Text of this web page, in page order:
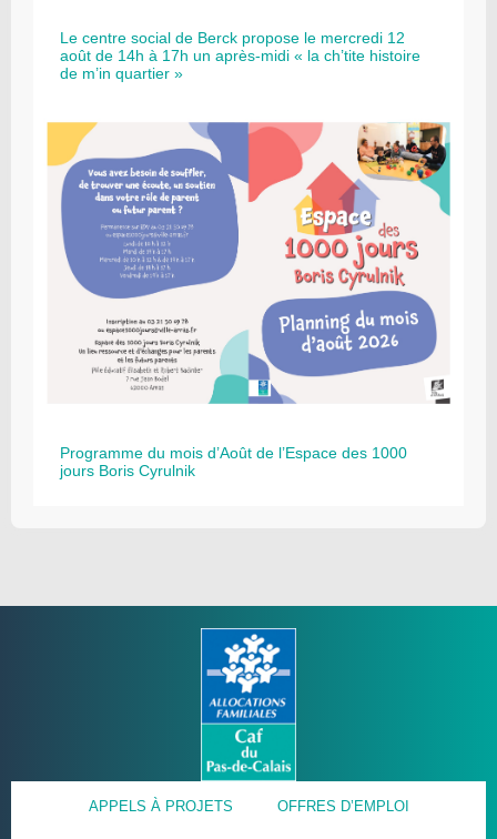
Le centre social de Berck propose le mercredi 12
août de 14h à 17h un après-midi « la ch’tite histoire
de m’in quartier »
Programme du mois d’Août de l’Espace des 1000
jours Boris Cyrulnik
APPELS À PROJETS OFFRES D’EMPLOI